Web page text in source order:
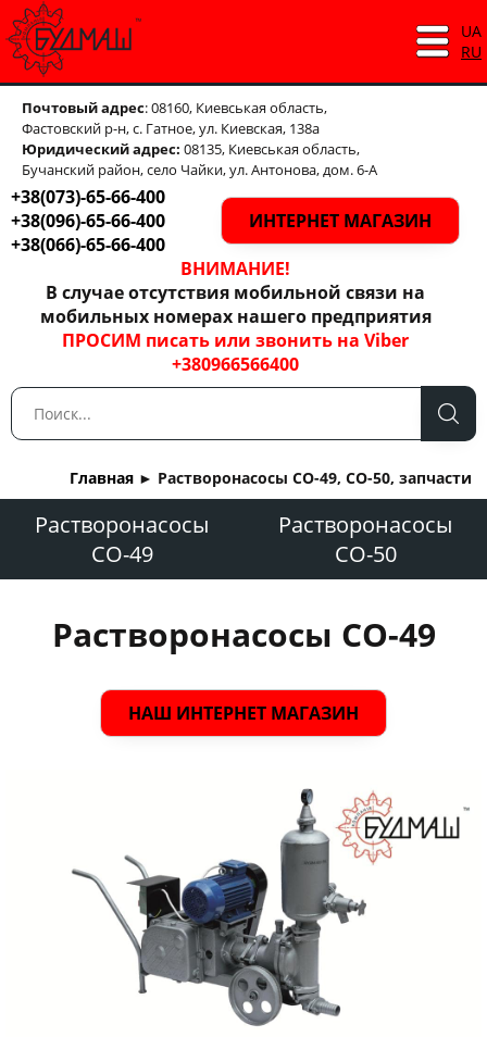
Почтовый адрес: 08160, Киевськая область,
Фастовский р-н, с. Гатное, ул. Киевская, 138а
Юридический адрес: 08135, Киевськая область,
Бучанский район, село Чайки, ул. Антонова, дом. 6-А
+38(073)-65-66-400
+38(096)-65-66-400
+38(066)-65-66-400
ИНТЕРНЕТ МАГАЗИН
ВНИМАНИЕ!
В случае отсутствия мобильной связи на
мобильных номерах нашего предприятия
ПРОСИМ писать или звонить на Viber
+380966566400
UA
RU
Главная ► Растворонасосы СО-49, СО-50, запчасти
Растворонасосы
СО-49
Растворонасосы
СО-50
Растворонасосы СО-49
НАШ ИНТЕРНЕТ МАГАЗИН